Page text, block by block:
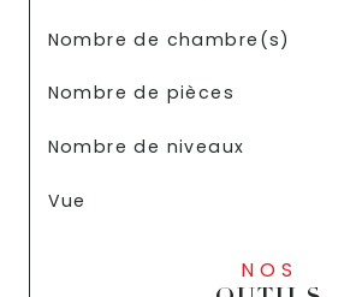
Nombre de chambre(s)
Nombre de pièces
Nombre de niveaux
Vue
NOS